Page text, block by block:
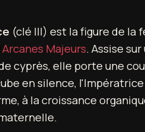
(clé III) est la figure de
Arcanes Majeurs. Assise
cyprès, elle porte une
en silence,
à la croissance